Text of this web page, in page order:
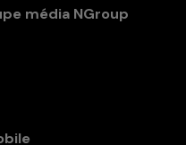
média NGroup